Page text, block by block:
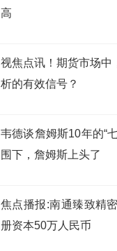
高
视焦点讯！期货市场中
析的有效信号？
韦德谈詹姆斯10年的“
围下，詹姆斯上头了
焦点播报:南通臻致精
册资本50万人民币